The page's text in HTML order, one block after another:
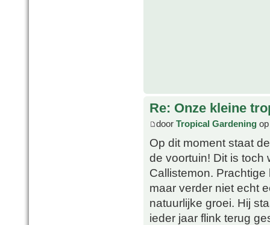
Re: Onze kleine
door Tropical Gardening
Op dit moment staat
de voortuin! Dit is toch
Callistemon.
maar verder niet echt
natuurlijke groei. Hij
ieder jaar flink terug